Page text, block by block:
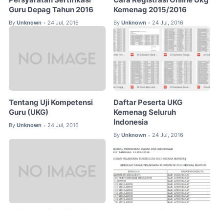
Guru Depag Tahun 2016
By Unknown • 24 Jul, 2016
Kemenag 2015/2016
By Unknown • 24 Jul, 2016
Tentang Uji Kompetensi
Guru (UKG)
By Unknown • 24 Jul, 2016
Daftar Peserta UKG
Kemenag Seluruh
Indonesia
By Unknown • 24 Jul, 2016